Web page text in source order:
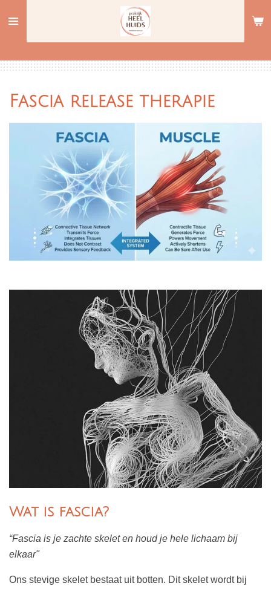
de
Fascia release therapie
Wat is fascia?
“Fascia is je zachte skelet en houd je hele lichaam bij
elkaar"
Ons stevige skelet bestaat uit botten. Dit skelet wordt bij